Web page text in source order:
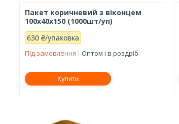
Пакет коричневий з віконцем
100х40х150 (1000шт/уп)
630 ₴/упаковка
Під замовлення Оптом і в роздріб
Купити